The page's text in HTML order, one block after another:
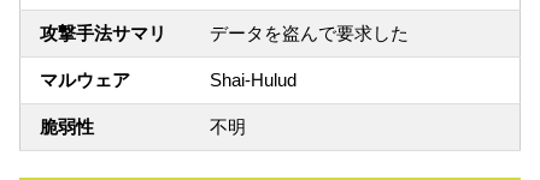
攻撃手法サマリ データを盗んで要求した
マルウェア Shai-Hulud
脆弱性 不明